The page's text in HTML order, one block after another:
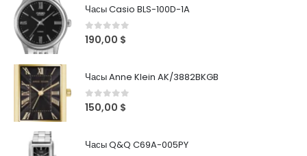
Часы Casio BLS-100D-1A
0out of 5
190,00 $
Часы Anne Klein AK/3882BKGB
0out of 5
150,00 $
Часы Q&Q C69A-005PY